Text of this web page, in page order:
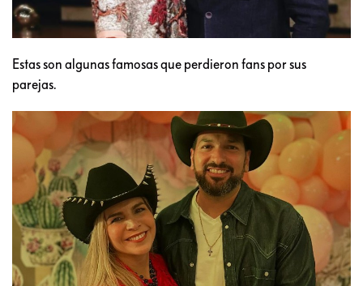
Estas son algunas famosas que perdieron fans por sus
parejas.